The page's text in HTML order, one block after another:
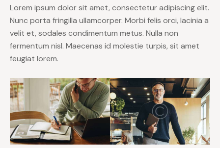
Lorem ipsum dolor sit amet, consectetur adipiscing elit.
Nunc porta fringilla ullamcorper. Morbi felis orci, lacinia a
velit et, sodales condimentum metus. Nulla non
fermentum nisl. Maecenas id molestie turpis, sit amet
feugiat lorem.